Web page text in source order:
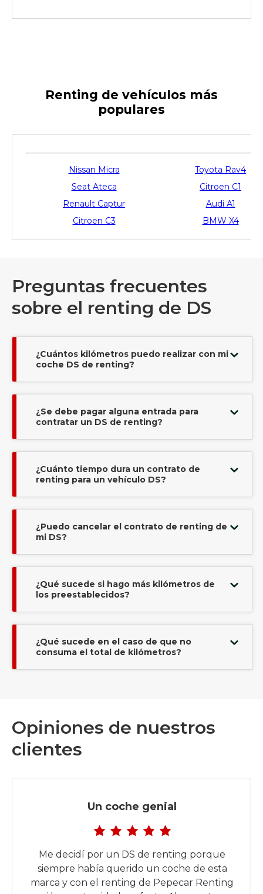
Renting de vehículos más
populares
Nissan Micra
Toyota Rav4
Seat Ateca
Citroen C1
Renault Captur
Audi A1
Citroen C3
BMW X4
Preguntas frecuentes
sobre el renting de DS
¿Cuántos kilómetros puedo realizar con mi
coche DS de renting?
¿Se debe pagar alguna entrada para
contratar un DS de renting?
¿Cuánto tiempo dura un contrato de
renting para un vehículo DS?
¿Puedo cancelar el contrato de renting de
mi DS?
¿Qué sucede si hago más kilómetros de
los preestablecidos?
¿Qué sucede en el caso de que no
consuma el total de kilómetros?
Opiniones de nuestros
clientes
Un coche genial
Me decidí por un DS de renting porque
siempre había querido un coche de esta
marca y con el renting de Pepecar Renting